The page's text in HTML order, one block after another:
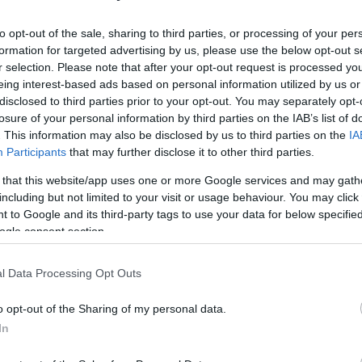
opt-out of the sale, sharing to third parties, or processing of your
for targeted advertising by us, please use the below opt-out
selection. Please note that after your opt-out request is processed
interest-based ads based on personal information utilized by us
to third parties prior to your opt-out. You may separately
of your personal information by third parties on the IAB’s list of
This information may also be disclosed by us to third parties on the
Participants that may further disclose it to other third parties.
that this website/app uses one or more Google services and may
but not limited to your visit or usage behaviour. You may
to Google and its third-party tags to use your data for below
consent section.
Data Processing Opt Outs
opt-out of the Sharing of my personal data.
Keleti partnerünk, Lukasenko
Seres László
2020. augusztus 14.